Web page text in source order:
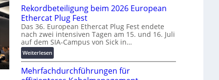
p
a
r
e
n
z
h
u
n
g
s
f
ö
r
d
2
7
w
i
r
z
u
e
i
t
e
r
n
t
Rekordbeteiligung beim 2026 European
Ethercat Plug Fest
Das 36. European Ethercat Plug Fest endete
nach zwei intensiven Tagen am 15. und 16. Juli
auf dem SIA-Campus von Sick in…
Weiterlesen:
R
e
k
Mehrfachdurchführungen für